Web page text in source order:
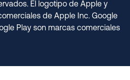
El logotipo de Apple y
de Apple Inc. Google
Play son marcas comerciales